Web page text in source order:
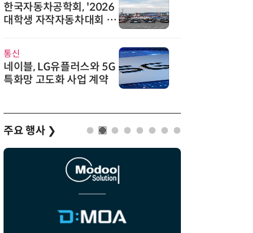
한국자동차공학회, '2026
대학생 자작자동차대회 포
통신
네이블, LG유플러스와 5G
특화망 고도화 사업 계약
주요 행사 ❯